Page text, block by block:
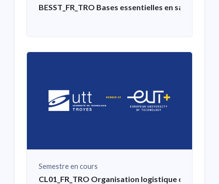
BESST_FR_TRO Bases essentielles en santé et
Semestre en cours
CL01_FR_TRO Organisation logistique des